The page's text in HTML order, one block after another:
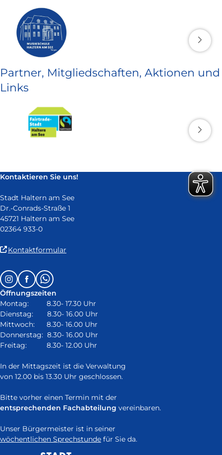
Partner, Mitgliedschaften, Aktionen und
Links
Kontaktieren Sie uns!
Stadt Haltern am See
Dr.-Conrads-Straße 1
45721 Haltern am See
02364 933-0
Kontaktformular
in
neuem
Fenster)
Follow
us
on:
InstagramFacebookWhatsapp
Öffnungszeiten
Montag: 8.30- 17.30 Uhr
Dienstag: 8.30- 16.00 Uhr
Mittwoch: 8.30- 16.00 Uhr
Donnerstag: 8.30- 16.00 Uhr
Freitag: 8.30- 12.00 Uhr
In der Mittagszeit ist die Verwaltung
von 12.00 bis 13.30 Uhr geschlossen.
Bitte vorher einen Termin mit der
entsprechenden Fachabteilung vereinbaren.
Unser Bürgermeister ist in seiner
wöchentlichen Sprechstunde für Sie da.